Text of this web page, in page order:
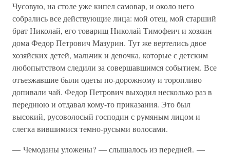
Чусовую, на столе уже кипел самовар, и около него
собрались все действующие лица: мой отец, мой старший
брат Николай, его товарищ Николай Тимофеич и хозяин
дома Федор Петрович Мазурин. Тут же вертелись двое
хозяйских детей, мальчик и девочка, которые с детским
любопытством следили за совершавшимся событием. Все
отъезжавшие были одеты по-дорожному и торопливо
допивали чай. Федор Петрович выходил несколько раз в
переднюю и отдавал кому-то приказания. Это был
высокий, русоволосый господин с румяным лицом и
слегка вившимися темно-русыми волосами.
— Чемоданы уложены? — слышалось из передней. —